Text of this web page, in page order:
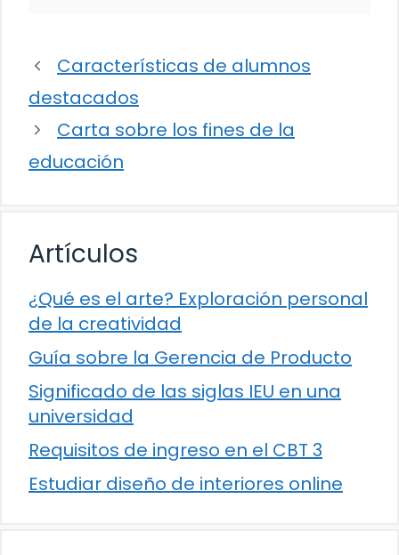
Características de alumnos
destacados
Carta sobre los fines de la
educación
Artículos
¿Qué es el arte? Exploración personal
de la creatividad
Guía sobre la Gerencia de Producto
Significado de las siglas IEU en una
universidad
Requisitos de ingreso en el CBT 3
Estudiar diseño de interiores online